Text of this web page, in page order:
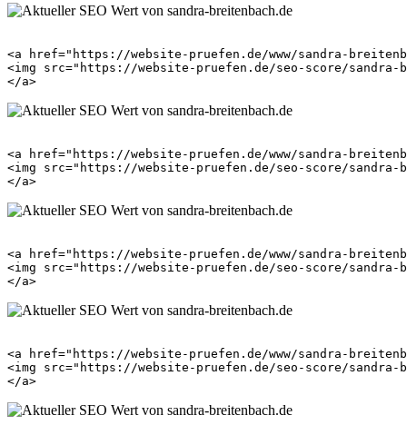
<a href="https://website-pruefen.de/www/sandra-
<img src="https://website-pruefen.de/seo-score/sandra-
<a href="https://website-pruefen.de/www/sandra-
<img src="https://website-pruefen.de/seo-score/sandra-
<a href="https://website-pruefen.de/www/sandra-
<img src="https://website-pruefen.de/seo-score/sandra-
<a href="https://website-pruefen.de/www/sandra-
<img src="https://website-pruefen.de/seo-score/sandra-